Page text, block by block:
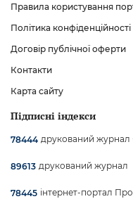
Правила користування
Політика конфіденційності
Договір публічної оферти
Контакти
Карта сайту
Підписні індекси
78444 друкований журнал
89613 друкований журнал
78445 інтернет-портал